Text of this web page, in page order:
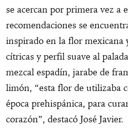
se acercan por primera vez a
recomendaciones se
inspirado en la flor mexicana
cítricas y perfil suave al
mezcal espadín, jarabe de
limón, “esta flor de utilizaba
época prehispánica, para
corazón”, destacó José Javier.